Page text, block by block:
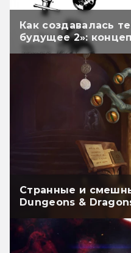
Как создавалась
будущее 2»:
Странные и
Dungeons &